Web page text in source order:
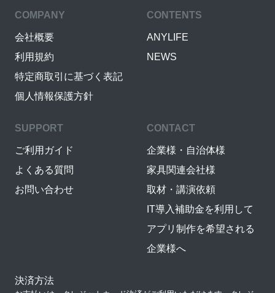
COMPANY
会社概要
利用規約
特定商取引に基づく表記
個人情報保護方針
CONTENTS
ANYLIFE
NEWS
SUPPORT
ご利用ガイド
よくある質問
お問い合わせ
CONTACT
企業様・自治体様
家具関連会社様
取材・講演依頼
IT導入補助金を利用して
アプリ制作を希望される
企業様へ
決済方法